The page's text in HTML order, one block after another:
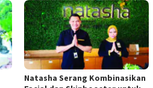
Natasha Serang Kombinasikan